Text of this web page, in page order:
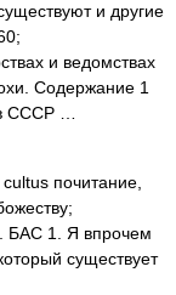
и другие
и ведомствах
Содержание 1
СССР …
почитание,
БАС 1. Я впрочем
существует